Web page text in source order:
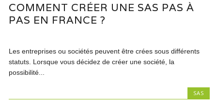
COMMENT CRÉER UNE SAS PAS À
PAS EN FRANCE ?
Les entreprises ou sociétés peuvent être crées sous différents
statuts. Lorsque vous décidez de créer une société, la
possibilité...
SAS